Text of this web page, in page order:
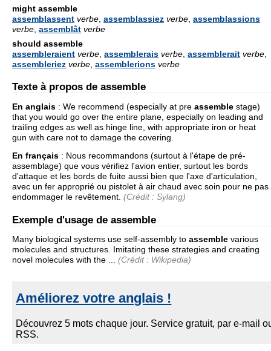
might assemble
assemblassent verbe assemblassiez verbe assemblassions
verbe assemblât verbe
should assemble
assembleraient verbe assemblerais verbe assemblerait verbe
assembleriez verbe assemblerions verbe
Texte à propos de assemble
En anglais : We recommend (especially at pre assemble stage)
that you would go over the entire plane, especially on leading and
trailing edges as well as hinge line, with appropriate iron or heat
gun with care not to damage the covering.
En français : Nous recommandons (surtout à l'étape de pré-
assemblage) que vous vérifiez l'avion entier, surtout les bords
d'attaque et les bords de fuite aussi bien que l'axe d'articulation,
avec un fer approprié ou pistolet à air chaud avec soin pour ne pas
endommager le revêtement. (Crédit : Sylang)
Exemple d'usage de assemble
Many biological systems use self-assembly to assemble various
molecules and structures. Imitating these strategies and creating
novel molecules with the ... (Crédit : Wikipedia)